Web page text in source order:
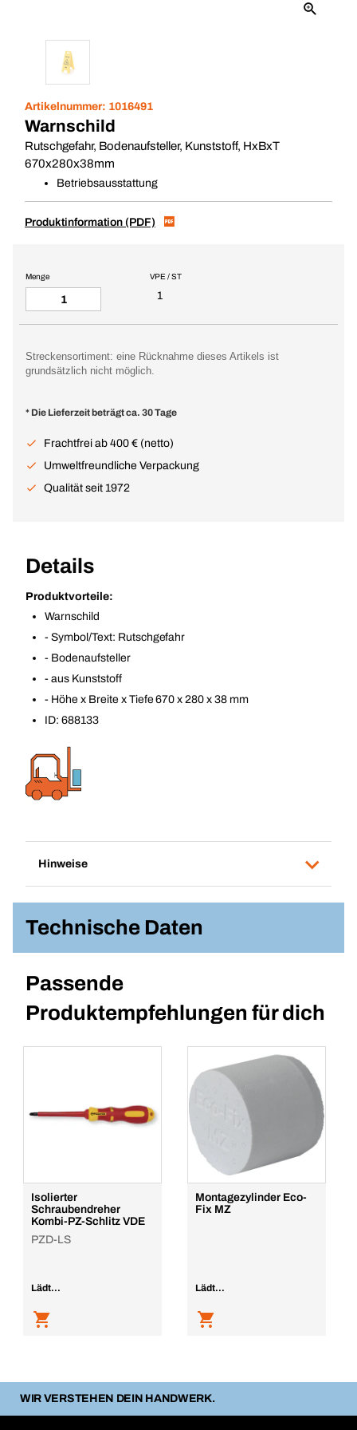
Artikelnummer: 1016491
Warnschild
Rutschgefahr, Bodenaufsteller, Kunststoff, HxBxT
670x280x38mm
Betriebsausstattung
Produktinformation (PDF)
VPE / ST
1
Menge
Streckensortiment: eine Rücknahme dieses Artikels ist
grundsätzlich nicht möglich.
* Die Lieferzeit beträgt ca. 30 Tage
Frachtfrei ab 400 € (netto)
Umweltfreundliche Verpackung
Qualität seit 1972
Details
Produktvorteile:
Warnschild
- Symbol/Text: Rutschgefahr
- Bodenaufsteller
- aus Kunststoff
- Höhe x Breite x Tiefe 670 x 280 x 38 mm
ID: 688133
Hinweise
Technische Daten
Passende
Produktempfehlungen für dich
Isolierter
Schraubendreher
Kombi-PZ-Schlitz VDE
PZD-LS
Lädt...
Montagezylinder Eco-
Fix MZ
Lädt...
WIR VERSTEHEN DEIN HANDWERK.